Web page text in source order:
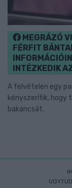
MEGRÁZÓ
FÉRFIT
INTÉZKEDIK
A felvételen egy
kényszerítik, hogy
bakancsát.